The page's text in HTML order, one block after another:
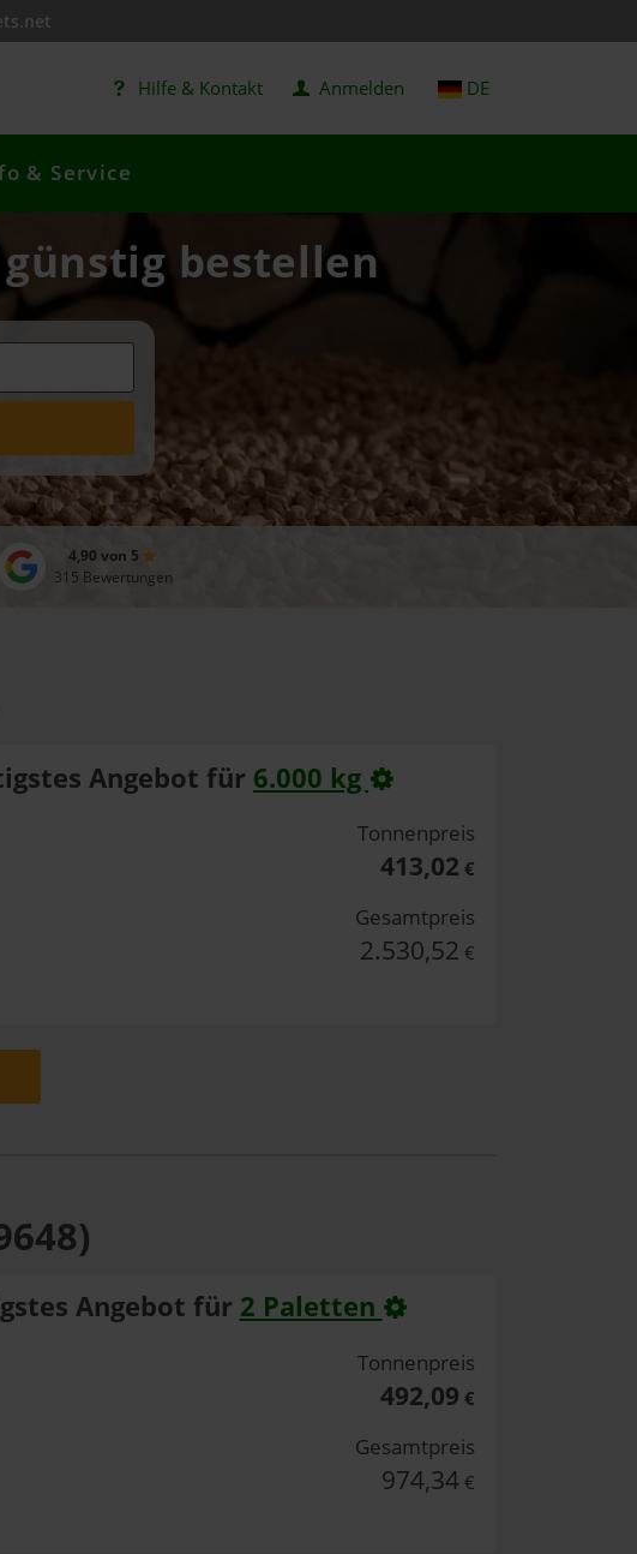
Hilfe & Kontakt Anmelden DE
& Service
bestellen
4,90 von 5
315 Bewertungen
Angebot für 6.000 kg
Tonnenpreis
413,02 €
Gesamtpreis
2.530,52 €
Angebot für 2 Paletten
Tonnenpreis
492,09 €
Gesamtpreis
974,34 €